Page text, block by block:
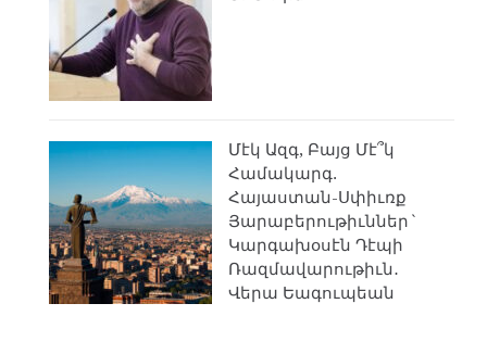
Մէկ Ազգ, Բայց Մէ՞կ
Համակարգ.
Հայաստան-Սփիւռք
Յարաբերութիւններ`
Կարգախօսէն Դէպի
Ռազմավարութիւն․
Վերա Եագուպեան